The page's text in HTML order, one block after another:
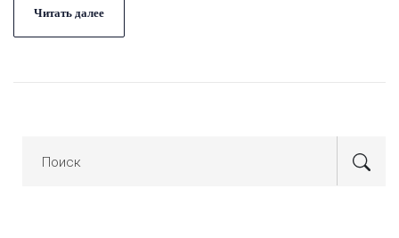
Поделимся интересными фактами и полезными советами
по выбору подходящих приманок. Изучив эту информацию,
Читать далее